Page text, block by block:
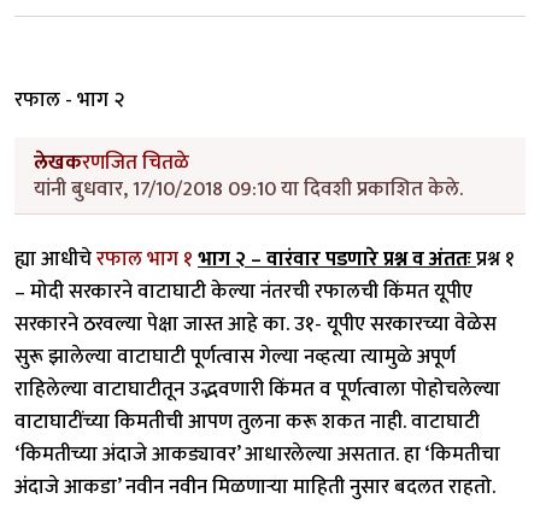
रफाल - भाग २
लेखकरणजित चितळे
यांनी बुधवार, 17/10/2018 09:10 या दिवशी प्रकाशित केले.
ह्या आधीचेरफाल भाग १भाग २ – वारंवार पडणारे प्रश्न व अंततःप्रश्न १
– मोदी सरकारने वाटाघाटी केल्या नंतरची रफालची किंमत यूपीए
सरकारने ठरवल्या पेक्षा जास्त आहे का. उ१- यूपीए सरकारच्या वेळेस
सुरू झालेल्या वाटाघाटी पूर्णत्वास गेल्या नव्हत्या त्यामुळे अपूर्ण
राहिलेल्या वाटाघाटीतून उद्भवणारी किंमत व पूर्णत्वाला पोहोचलेल्या
वाटाघाटींच्या किमतीची आपण तुलना करू शकत नाही. वाटाघाटी
‘किमतीच्या अंदाजे आकड्यावर’ आधारलेल्या असतात. हा ‘किमतीचा
अंदाजे आकडा’ नवीन नवीन मिळणाऱ्या माहिती नुसार बदलत राहतो.